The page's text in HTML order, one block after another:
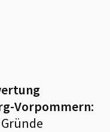
Vorpommern: